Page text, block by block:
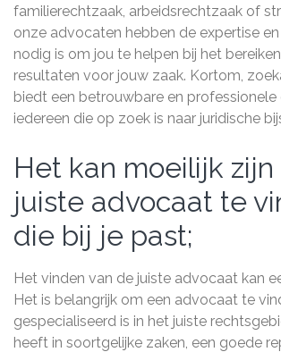
familierechtzaak, arbeidsrechtzaak of
onze advocaten hebben de expertise
nodig is om jou te helpen bij het
resultaten voor jouw zaak. Kortom,
biedt een betrouwbare en
iedereen die op zoek is naar juridische
Het kan moeilijk
juiste advocaat te
die bij je past;
Het vinden van de juiste advocaat kan
Het is belangrijk om een advocaat te
gespecialiseerd is in het juiste
heeft in soortgelijke zaken, een goede